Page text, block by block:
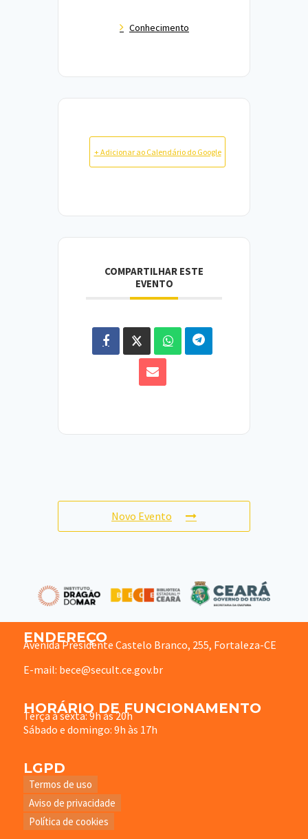
Conhecimento
+ Adicionar ao Calendário do Google
COMPARTILHAR ESTE
EVENTO
Novo Evento
ENDEREÇO
Avenida Presidente Castelo Branco, 255, Fortaleza-CE
E-mail: bece@secult.ce.gov.br
HORÁRIO DE FUNCIONAMENTO
Terça à sexta: 9h às 20h
Sábado e domingo: 9h às 17h
LGPD
Termos de uso
Aviso de privacidade
Política de cookies